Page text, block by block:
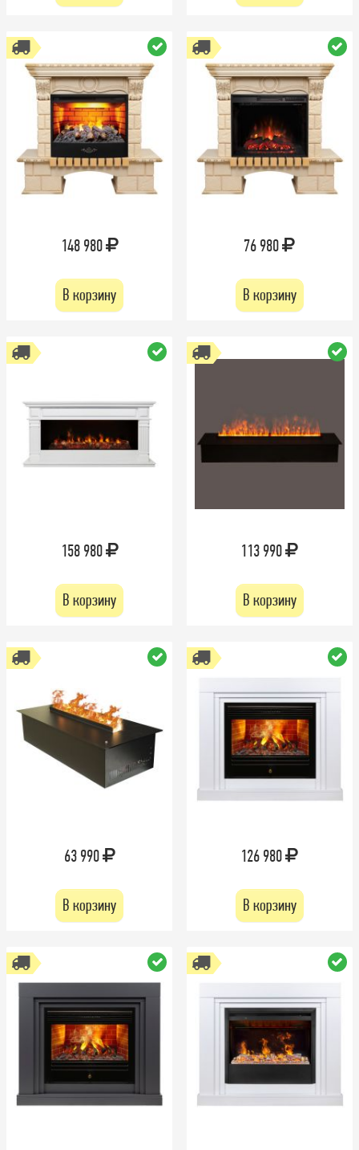
148 980
В корзину
76 980
В корзину
158 980
В корзину
113 990
В корзину
63 990
В корзину
126 980
В корзину